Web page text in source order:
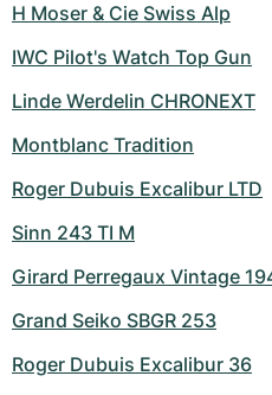
H Moser & Cie Swiss Alp
IWC Pilot's Watch Top Gun
Linde Werdelin CHRONEXT
Montblanc Tradition
Roger Dubuis Excalibur LTD
Sinn 243 TI M
Girard Perregaux Vintage
Grand Seiko SBGR 253
Roger Dubuis Excalibur 36